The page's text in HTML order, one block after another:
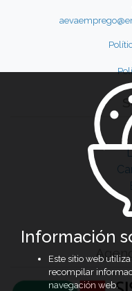
Información
Este sitio web
recompilar
navegación web.